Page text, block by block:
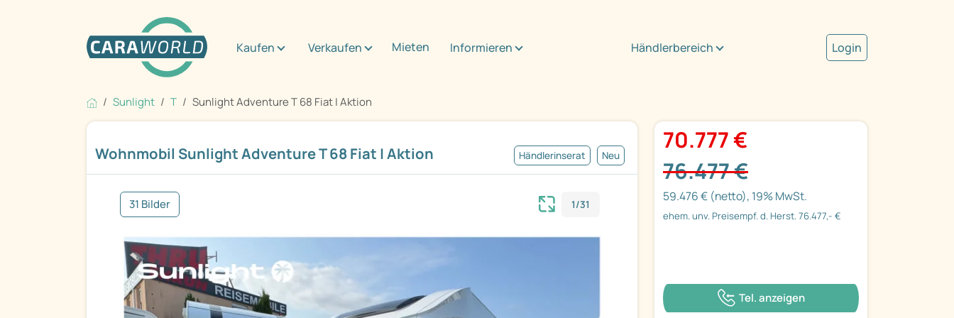
Kaufen Verkaufen Mieten Informieren Händlerbereich Login
Sunlight T Sunlight Adventure T 68 Fiat | Aktion
Wohnmobil Sunlight Adventure T 68 Fiat | Aktion Händlerinserat Neu
31 Bilder 1/31
70.777 €
76.477 €
59.476 € (netto), 19% MwSt.
ehem. unv. Preisempf. d. Herst. 76.477,- €
Tel. anzeigen